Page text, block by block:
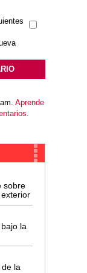
Aprende
sobre
la
de la